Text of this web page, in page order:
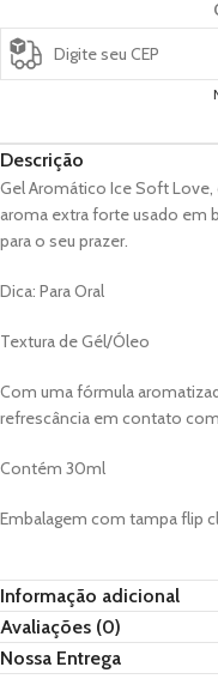
Descrição
Gel Aromático Ice Soft
aroma extra forte usado em
para o seu prazer.
Dica: Para Oral
Textura de Gél/Óleo
Com uma fórmula
refrescância em contato
Contém 30ml
Embalagem com tampa flip
Informação adicional
Avaliações (0)
Nossa Entrega